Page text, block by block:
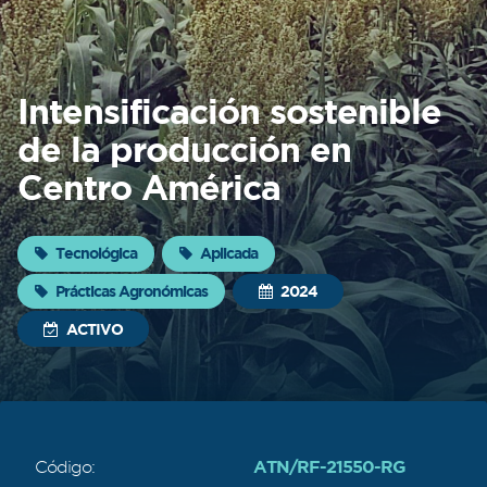
Sobre
FONTAGRO
FONTAGRO es un mecanismo de
cooperación único que fomenta la
inversión en innovación en el sector
agroalimentario de América Latina y El
Caribe, y promueve plataformas
regionales públicas y privadas. Sar
Conocer más
Intensificación sostenible
de la producción en
Centro América
Tecnológica Aplicada
Prácticas Agronómicas 2024
ACTIVO
Código: ATN/RF-21550-RG